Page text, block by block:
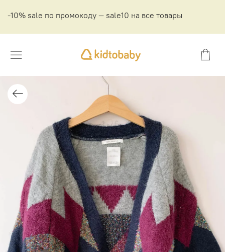
-10% sale по промокоду — sale10 на все товары